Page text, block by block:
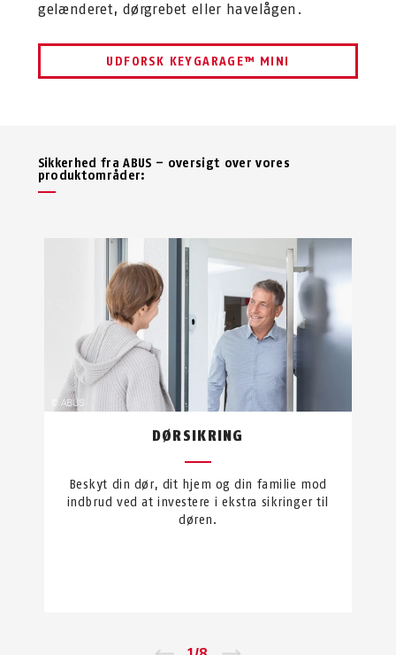
gelænderet, dørgrebet eller havelågen.
UDFORSK KEYGARAGE™ MINI
Sikkerhed fra ABUS – oversigt over vores
produktområder:
DØRSIKRING
Beskyt din dør, dit hjem og din familie mod
indbrud ved at investere i ekstra sikringer til
døren.